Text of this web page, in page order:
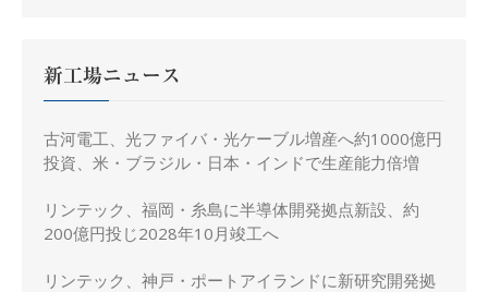
新工場ニュース
古河電工、光ファイバ・光ケーブル増産へ約1000億円
投資、米・ブラジル・日本・インドで生産能力倍増
リンテック、福岡・糸島に半導体開発拠点新設、約
200億円投じ2028年10月竣工へ
リンテック、神戸・ポートアイランドに新研究開発拠